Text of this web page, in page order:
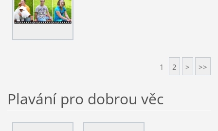
1 2 > >>
Plavání pro dobrou věc